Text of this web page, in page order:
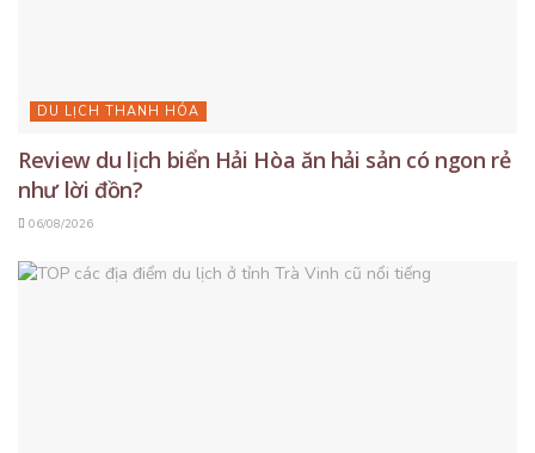
DU LỊCH THANH HÓA
Review du lịch biển Hải Hòa ăn hải sản có ngon rẻ
như lời đồn?
06/08/2026